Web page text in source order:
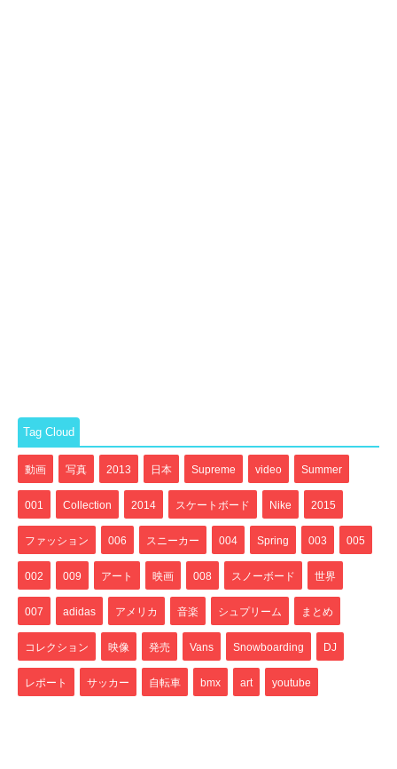
Tag Cloud
動画 写真 2013 日本 Supreme video Summer
001 Collection 2014 スケートボード Nike 2015
ファッション 006 スニーカー 004 Spring 003 005
002 009 アート 映画 008 スノーボード 世界
007 adidas アメリカ 音楽 シュプリーム まとめ
コレクション 映像 発売 Vans Snowboarding DJ
レポート サッカー 自転車 bmx art youtube